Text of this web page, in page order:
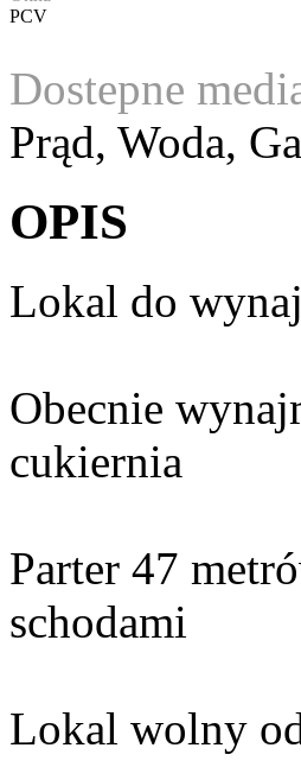
PCV
Dostepne
Prąd, Woda,
OPIS
Lokal do
Obecnie
cukiernia
Parter 47
schodami
Lokal wolny